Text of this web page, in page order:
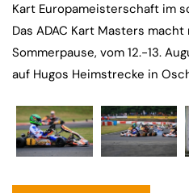
Kart Europameisterschaft im
Das ADAC Kart Masters
Sommerpause, vom 12.-13.
auf Hugos Heimstrecke in